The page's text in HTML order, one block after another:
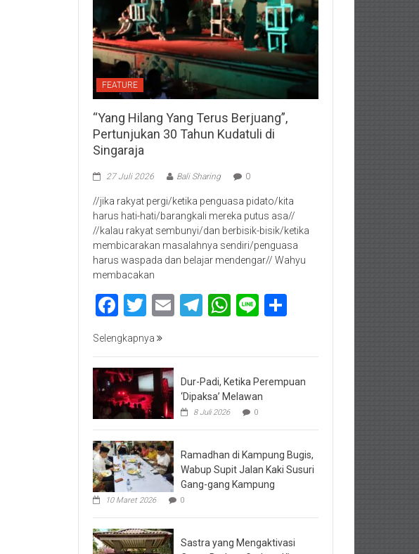
FEATURE
“Yang Hilang Yang Terus Berjuang”,
Pertunjukan 30 Tahun Kudatuli di
Singaraja
27 Juli 2026 Bali Sharing 0
//jika rakyat pergi/ketika penguasa pidato/kita
harus hati-hati/barangkali mereka putus asa//
//kalau rakyat sembunyi/dan berbisik-bisik/ketika
membicarakan masalahnya sendiri/penguasa
harus waspada dan belajar mendengar// Wahyu
membacakan
Facebook
Twitter
EmailTelegram
WhatsApp
Line
Selengkapnya
Dur-Padi, Ketika Perempuan
‘Dipaksa’ Melawan
8 Juli 2026 0
Ramadhan di Kampung Bugis,
Wabup Supit Jalan Kaki Susuri
Gang-gang Kampung
10 Maret 2026 0
Sastra yang Mengaktivasi